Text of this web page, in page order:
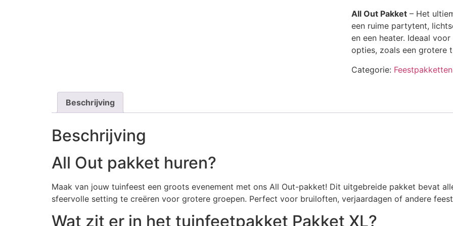
was:
€240,00.
is:
€215,00.
All Out Pakket– Het
een ruime partytent,
en een heater. Ideaal
opties, zoals een grotere
Categorie: Feestpakketten
Beschrijving
Beschrijving
All Out pakket huren?
Maak van jouw tuinfeest een groots evenement met ons All Out-pakket! Dit uitgebreide pakket bevat
sfeervolle setting te creëren voor grotere groepen. Perfect voor bruiloften, verjaardagen of andere
Wat zit er in het tuinfeetpakket Pakket XL?